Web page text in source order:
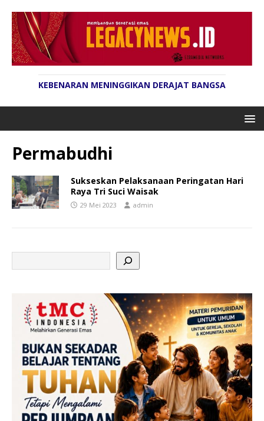
KEBENARAN MENINGGIKAN DERAJAT BANGSA
Permabudhi
Sukseskan Pelaksanaan Peringatan Hari
Raya Tri Suci Waisak
29 Mei 2023 admin